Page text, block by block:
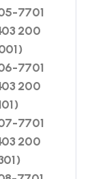
7701
200
7701
200
7701
200